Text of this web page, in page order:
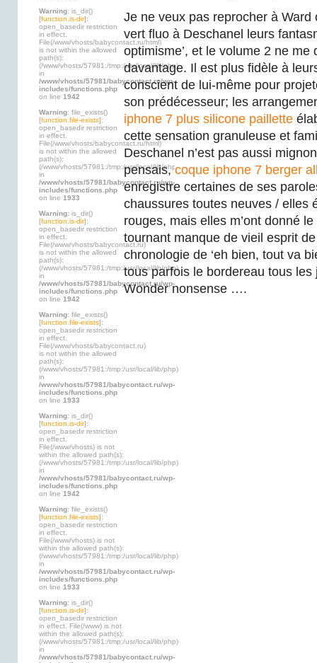
Warning: is_dir()
[function.is-dir]:
open_basedir restriction
in effect.
File(/www/vhosts/babycontact.ru/html)
is not within the allowed
path(s):
(/www/vhosts/57981:/tmp:/usr/local/lib/php)
in
/www/vhosts/57981/babycontact.ru/wp-
includes/functions.php
on line 1942
Warning: file_exists()
[function.file-exists]:
open_basedir restriction
in effect.
File(/www/vhosts/babycontact.ru/html)
is not within the allowed
path(s):
(/www/vhosts/57981:/tmp:/usr/local/lib/php)
in
/www/vhosts/57981/babycontact.ru/wp-
includes/functions.php
on line 1933
Warning: is_dir()
[function.is-dir]:
open_basedir restriction
in effect.
File(/www/vhosts/babycontact.ru)
is not within the allowed
path(s):
(/www/vhosts/57981:/tmp:/usr/local/lib/php)
in
/www/vhosts/57981/babycontact.ru/wp-
includes/functions.php
on line 1942
Warning: file_exists()
[function.file-exists]:
open_basedir restriction
in effect.
File(/www/vhosts/babycontact.ru)
is not within the allowed
path(s):
(/www/vhosts/57981:/tmp:/usr/local/lib/php)
in
/www/vhosts/57981/babycontact.ru/wp-
includes/functions.php
on line 1933
Warning: is_dir()
[function.is-dir]:
open_basedir restriction
in effect.
File(/www/vhosts) is not
within the allowed path(s):
(/www/vhosts/57981:/tmp:/usr/local/lib/php)
in
/www/vhosts/57981/babycontact.ru/wp-
includes/functions.php
on line 1942
Warning: file_exists()
[function.file-exists]:
open_basedir restriction
in effect.
File(/www/vhosts) is not
within the allowed path(s):
(/www/vhosts/57981:/tmp:/usr/local/lib/php)
in
/www/vhosts/57981/babycontact.ru/wp-
includes/functions.php
on line 1933
Warning: is_dir()
[function.is-dir]:
open_basedir restriction
in effect. File(/www) is not
within the allowed path(s):
(/www/vhosts/57981:/tmp:/usr/local/lib/php)
in
/www/vhosts/57981/babycontact.ru/wp-
Je ne veux pas reprocher à Ward
vert fluo à Deschanel leurs
optimisme’, et le volume 2 ne me
davantage. Il est plus fidèle à
conscient de lui-même pour
son prédécesseur; les
iphone 7 plus silicone paillette
cette sensation granuleuse et
Deschanel n’est pas aussi
pensais,coque iphone 7 berger
enregistre certaines de ses
chaussures toutes neuves / elles
rouges, mais elles m’ont donné le
tournant manque de vieil esprit
chronologie de ‘eh bien, tout va
tous parfois le bordereau tous les
Wonder nonsense ….